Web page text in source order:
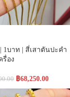
1บาท | สี่เสาตันปะคำ
รื่อง
฿68,250.00